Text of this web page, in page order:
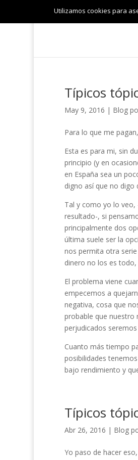
Típicos
May 9, 2016 | Blog
Para lo que me
Esta es para mi, sin
principio (y en
en España sea un
digno así que no digo
Tal y como yo lo veo,
resultado-, si
principalmente dos
última suele ser la
nos permita otra
dinero no los es
El problema viene
empecemos a
negativa, cosa que
probable que nuestro
perjudicados
Cuanto más tiempo
posibilidades
bajo rendimiento y
Típicos
Abr 26, 2016 | Blog
Yo paso de hacer
Utilizamos cookies para